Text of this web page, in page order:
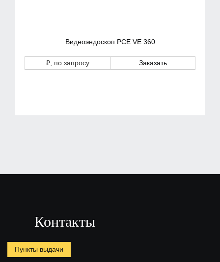
Видеоэндоскоп PCE VE 360
₽, по запросу Заказать
Контакты
Пункты выдачи